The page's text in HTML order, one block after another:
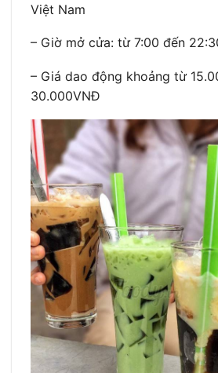
Việt Nam
– Giờ mở cửa: từ 7:00 đến
– Giá dao động khoảng từ
30.000VNĐ